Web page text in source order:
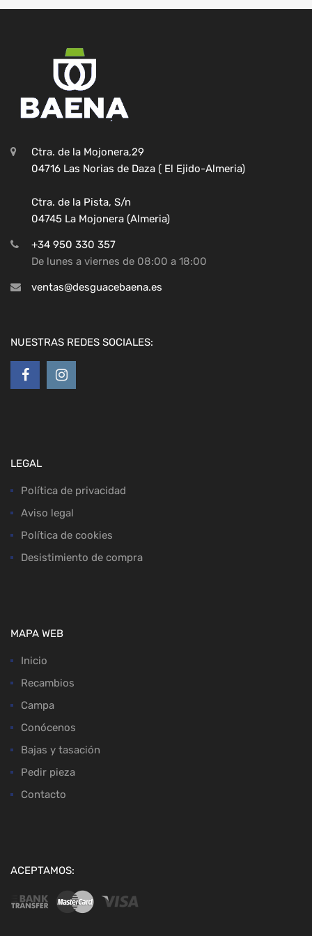
Ctra. de la Mojonera,29
04716 Las Norias de Daza ( El Ejido-Almeria)
Ctra. de la Pista, S/n
04745 La Mojonera (Almeria)
+34 950 330 357
De lunes a viernes de 08:00 a 18:00
ventas@desguacebaena.es
NUESTRAS REDES SOCIALES:
LEGAL
Política de privacidad
Aviso legal
Política de cookies
Desistimiento de compra
MAPA WEB
Inicio
Recambios
Campa
Conócenos
Bajas y tasación
Pedir pieza
Contacto
ACEPTAMOS: